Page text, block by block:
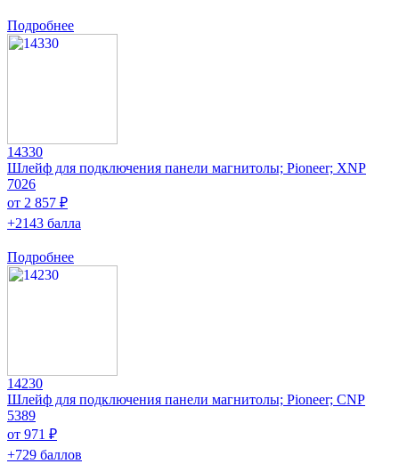
Подробнее
14330
Шлейф для подключения панели магнитолы; Pioneer; XNP
7026
от 2 857 ₽
+2143 балла
Подробнее
14230
Шлейф для подключения панели магнитолы; Pioneer; CNP
5389
от 971 ₽
+729 баллов